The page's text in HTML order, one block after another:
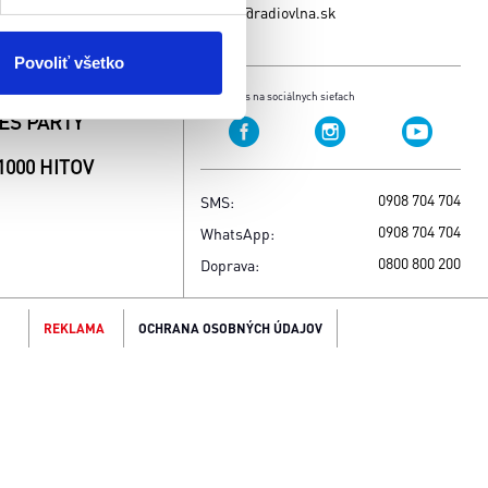
súkromia. Odvolanie
Viac informácií o
Povoliť všetko
PARTY
HITOV
studio@radiovlna.sk
Sleduj nás na sociálnych sieťach
SMS:
0908 704 704
WhatsApp:
0908 704 704
Doprava:
0800 800 200
REKLAMA OCHRANA OSOBNÝCH ÚDAJOV